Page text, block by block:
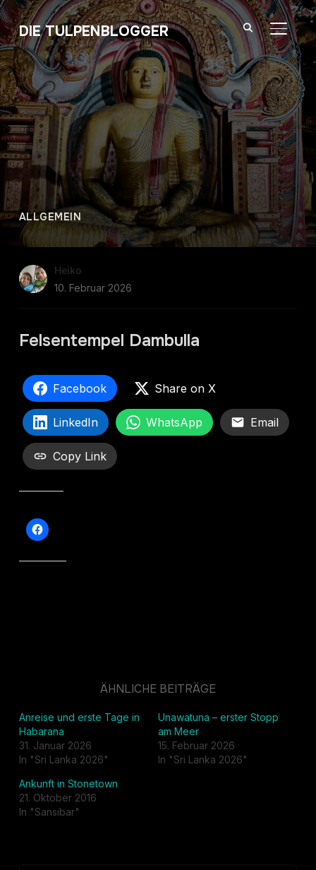
DIE TULPENBLOGGER
ALLGEMEIN
Heiko
10. Februar 2026
Felsentempel Dambulla
Facebook Share on X
LinkedIn WhatsApp Email
Copy Link
ÄHNLICHE BEITRÄGE
Anreise und erste Tage in
Habarana
31. Januar 2026
In "Sri Lanka 2026"
Unawatuna – erster Stopp
am Meer
15. Februar 2026
In "Sri Lanka 2026"
Ankunft in Stonetown
21. Oktober 2016
In "Sansibar"